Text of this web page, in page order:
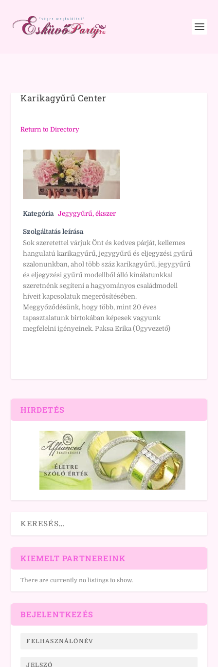
Karikagyűrű Center
Return to Directory
Kategória Jegygyűrű, ékszer
Szolgáltatás leírása
Sok szeretettel várjuk Önt és kedves párját, kellemes
hangulatú karikagyűrű, jegygyűrű és eljegyzési gyűrű
szalonunkban, ahol több száz karikagyűrű, jegygyűrű
és eljegyzési gyűrű modellből álló kínálatunkkal
szeretnénk segítení a hagyományos családmodell
híveit kapcsolatuk megerősítésében.
Meggyőződésünk, hogy több, mint 20 éves
tapasztalatunk birtokában képesek vagyunk
megfelelni igényeinek. Paksa Erika (Ügyvezető)
HIRDETÉS
KIEMELT PARTNEREINK
There are currently no listings to show.
BEJELENTKEZÉS